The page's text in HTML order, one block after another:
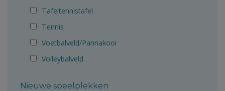
Tafeltennistafel
Tennis
Voetbalveld/Pannakooi
Volleybalveld
Nieuwe speelplekken